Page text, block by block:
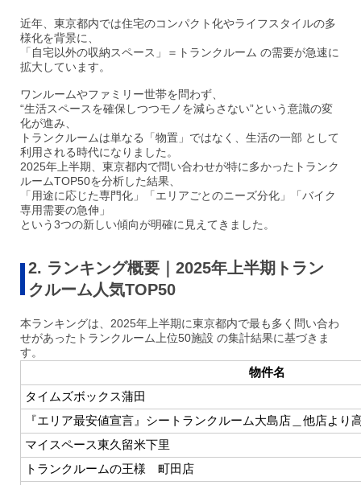
近年、東京都内では住宅のコンパクト化やライフスタイルの多
様化を背景に、
「自宅以外の収納スペース」＝トランクルーム の需要が急速に
拡大しています。
ワンルームやファミリー世帯を問わず、
“生活スペースを確保しつつモノを減らさない”という意識の変
化が進み、
トランクルームは単なる「物置」ではなく、生活の一部 として
利用される時代になりました。
2025年上半期、東京都内で問い合わせが特に多かったトランク
ルームTOP50を分析した結果、
「用途に応じた専門化」「エリアごとのニーズ分化」「バイク
専用需要の急伸」
という3つの新しい傾向が明確に見えてきました。
2. ランキング概要｜2025年上半期トラン
クルーム人気TOP50
本ランキングは、2025年上半期に東京都内で最も多く問い合わ
せがあったトランクルーム上位50施設 の集計結果に基づきま
す。
物件名
タイムズボックス蒲田
『エリア最安値宣言』シートランクルーム大島店＿他店より
マイスペース東久留米下里
トランクルームの王様 町田店